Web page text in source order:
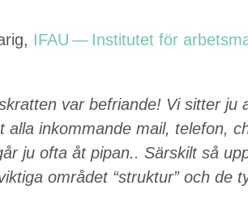
IFAU — Insti­tutet för
var befriande! Vi sit­ter ju
inkom­mande mail, tele­fon,
ju ofta åt pipan.. Särskilt så
området “struk­tur” och de